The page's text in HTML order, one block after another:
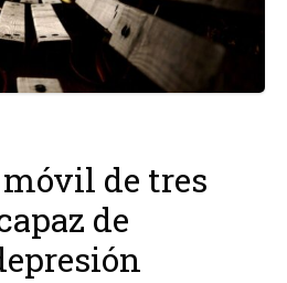
de tres
de